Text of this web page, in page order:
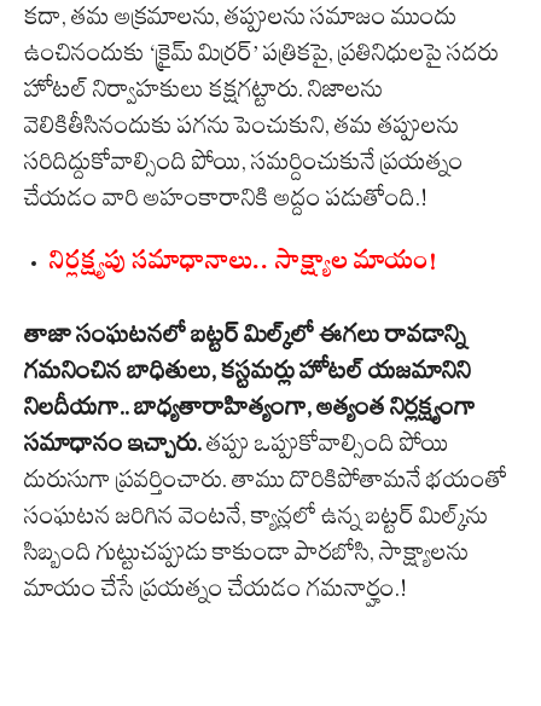
కదా, తమ అక్రమాలను, తప్పులను సమాజం ముందు
ఉంచినందుకు ‘క్రైమ్ మిర్రర్’ పత్రికపై, ప్రతినిధులపై సదరు
హోటల్ నిర్వాహకులు కక్షగట్టారు. నిజాలను
వెలికితీసినందుకు పగను పెంచుకుని, తమ తప్పులను
సరిదిద్దుకోవాల్సింది పోయి, సమర్దించుకునే ప్రయత్నం
చేయడం వారి అహంకారానికి అద్దం పడుతోంది.!
నిర్లక్ష్యపు సమాధానాలు.. సాక్ష్యాల మాయం!
తాజా సంఘటనలో బట్టర్ మిల్క్‌లో ఈగలు రావడాన్ని
గమనించిన బాధితులు, కస్టమర్లు హోటల్ యజమానిని
నిలదీయగా.. బాధ్యతారాహిత్యంగా, అత్యంత నిర్లక్ష్యంగా
సమాధానం ఇచ్చారు.తప్పు ఒప్పుకోవాల్సింది పోయి
దురుసుగా ప్రవర్తించారు. తాము దొరికిపోతామనే భయంతో
సంఘటన జరిగిన వెంటనే, క్యాన్లలో ఉన్న బట్టర్ మిల్క్‌ను
సిబ్బంది గుట్టుచప్పుడు కాకుండా పారబోసి, సాక్ష్యాలను
మాయం చేసే ప్రయత్నం చేయడం గమనార్హం.!